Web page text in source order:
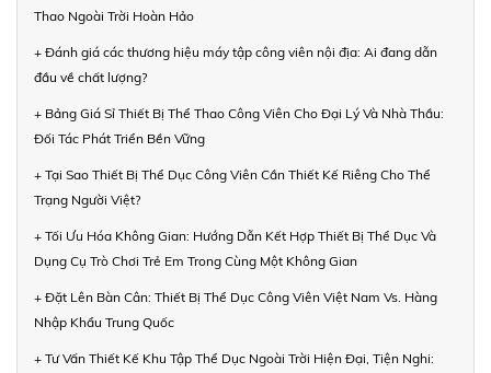
Thao Ngoài Trời Hoàn Hảo
+ Đánh giá các thương hiệu máy tập công viên nội địa: Ai đang dẫn
đầu về chất lượng?
+ Bảng Giá Sỉ Thiết Bị Thể Thao Công Viên Cho Đại Lý Và Nhà Thầu:
Đối Tác Phát Triển Bền Vững
+ Tại Sao Thiết Bị Thể Dục Công Viên Cần Thiết Kế Riêng Cho Thể
Trạng Người Việt?
+ Tối Ưu Hóa Không Gian: Hướng Dẫn Kết Hợp Thiết Bị Thể Dục Và
Dụng Cụ Trò Chơi Trẻ Em Trong Cùng Một Không Gian
+ Đặt Lên Bàn Cân: Thiết Bị Thể Dục Công Viên Việt Nam Vs. Hàng
Nhập Khẩu Trung Quốc
+ Tư Vấn Thiết Kế Khu Tập Thể Dục Ngoài Trời Hiện Đại, Tiện Nghi: